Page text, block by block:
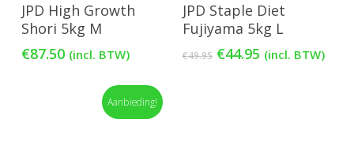
JPD High Growth
Shori 5kg M
€87.50 (incl. BTW)
JPD Staple Diet
Fujiyama 5kg L
€49.95 Oorspronkelijke
€44.95 Huidige
(incl. BTW)
Aanbieding!